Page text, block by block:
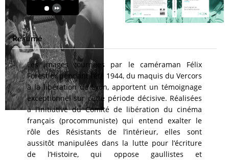
Résumé
Les images tournées par le caméraman Félix
Forestier pendant l’été 1944, du maquis du Vercors
à la libération de Lyon, apportent un témoignage
exceptionnel sur cette période décisive. Réalisées
à l’initiative du Comité de libération du cinéma
français (procommuniste) qui entend exalter le
rôle des Résistants de l’intérieur, elles sont
aussitôt manipulées dans la lutte pour l’écriture
de l’Histoire, qui oppose gaullistes et